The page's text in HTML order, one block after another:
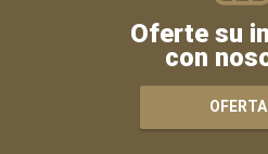
Oferte su
con